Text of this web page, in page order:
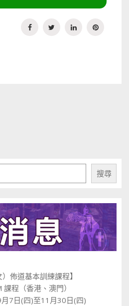
搜尋
）佈道基本訓練課程】
程（香港、澳門）
7日(四)至11月30日(四)